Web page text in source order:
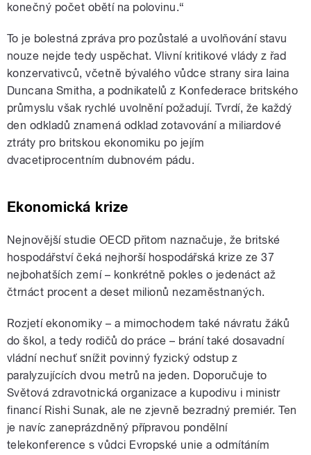
konečný počet obětí na polovinu.“
To je bolestná zpráva pro pozůstalé a uvolňování stavu
nouze nejde tedy uspěchat. Vlivní kritikové vlády z řad
konzervativců, včetně bývalého vůdce strany sira Iaina
Duncana Smitha, a podnikatelů z Konfederace britského
průmyslu však rychlé uvolnění požadují. Tvrdí, že každý
den odkladů znamená odklad zotavování a miliardové
ztráty pro britskou ekonomiku po jejím
dvacetiprocentním dubnovém pádu.
Ekonomická krize
Nejnovější studie OECD přitom naznačuje, že britské
hospodářství čeká nejhorší hospodářská krize ze 37
nejbohatších zemí – konkrétně pokles o jedenáct až
čtrnáct procent a deset milionů nezaměstnaných.
Rozjetí ekonomiky – a mimochodem také návratu žáků
do škol, a tedy rodičů do práce – brání také dosavadní
vládní nechuť snížit povinný fyzický odstup z
paralyzujících dvou metrů na jeden. Doporučuje to
Světová zdravotnická organizace a kupodivu i ministr
financí Rishi Sunak, ale ne zjevně bezradný premiér. Ten
je navíc zaneprázdněný přípravou pondělní
telekonference s vůdci Evropské unie a odmítáním